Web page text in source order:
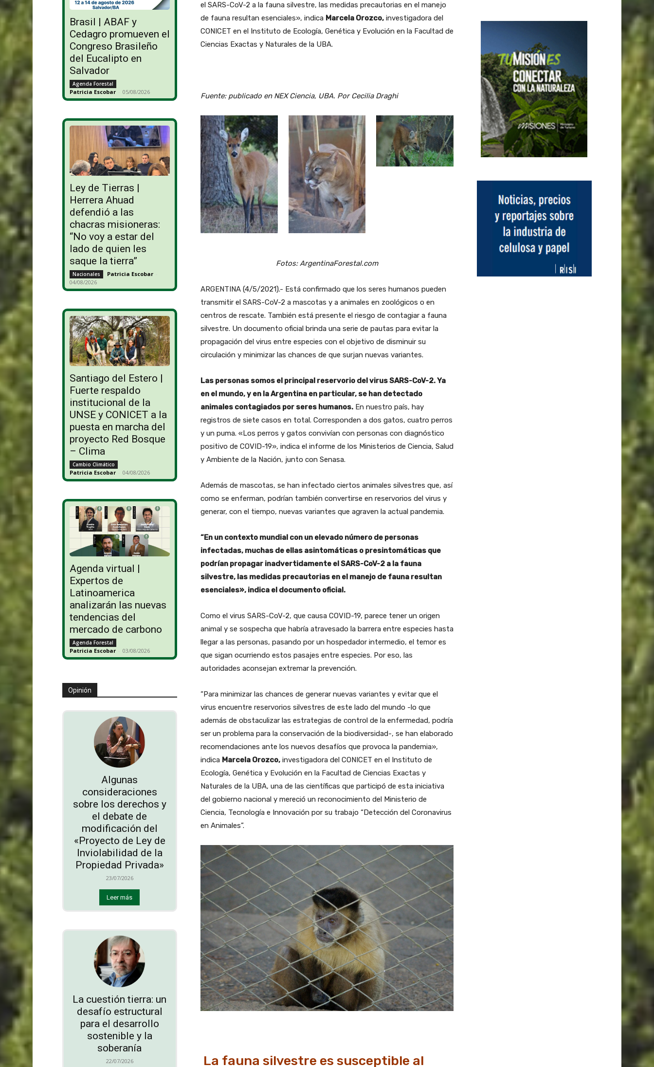
Brasil | ABAF y
Cedagro promueven el
Congreso Brasileño
del Eucalipto en
Salvador
Agenda Forestal
Patricia Escobar - 05/08/2026
Ley de Tierras |
Herrera Ahuad
defendió a las
chacras misioneras:
“No voy a estar del
lado de quien les
saque la tierra”
Nacionales Patricia Escobar -
04/08/2026
Santiago del Estero |
Fuerte respaldo
institucional de la
UNSE y CONICET a la
puesta en marcha del
proyecto Red Bosque
– Clima
Cambio Climático
Patricia Escobar - 04/08/2026
Agenda virtual |
Expertos de
Latinoamerica
analizarán las nuevas
tendencias del
mercado de carbono
Agenda Forestal
Patricia Escobar - 03/08/2026
Opinión
Algunas
consideraciones
sobre los derechos y
el debate de
modificación del
«Proyecto de Ley de
Inviolabilidad de la
Propiedad Privada»
23/07/2026
Leer más
La cuestión tierra: un
desafío estructural
para el desarrollo
sostenible y la
soberanía
22/07/2026
el SARS-CoV-2 a la fauna silvestre, las medidas precautorias en el manejo
de fauna resultan esenciales», indica Marcela Orozco,investigadora del
CONICET en el Instituto de Ecología, Genética y Evolución en la Facultad de
Ciencias Exactas y Naturales de la UBA.
Fuente: publicado en NEX Ciencia, UBA. Por Cecilia Draghi
Fotos: ArgentinaForestal.com
ARGENTINA (4/5/2021).- Está confirmado que los seres humanos pueden
transmitir el SARS-CoV-2 a mascotas y a animales en zoológicos o en
centros de rescate. También está presente el riesgo de contagiar a fauna
silvestre. Un documento oficial brinda una serie de pautas para evitar la
propagación del virus entre especies con el objetivo de disminuir su
circulación y minimizar las chances de que surjan nuevas variantes.
Las personas somos el principal reservorio del virus SARS-CoV-2. Ya
en el mundo, y en la Argentina en particular, se han detectado
animales contagiados por seres humanos.En nuestro país, hay
registros de siete casos en total. Corresponden a dos gatos, cuatro perros
y un puma. «Los perros y gatos convivían con personas con diagnóstico
positivo de COVID-19», indica el informe de los Ministerios de Ciencia, Salud
y Ambiente de la Nación, junto con Senasa.
Además de mascotas, se han infectado ciertos animales silvestres que, así
como se enferman, podrían también convertirse en reservorios del virus y
generar, con el tiempo, nuevas variantes que agraven la actual pandemia.
“En un contexto mundial con un elevado número de personas
infectadas, muchas de ellas asintomáticas o presintomáticas que
podrían propagar inadvertidamente el SARS-CoV-2 a la fauna
silvestre, las medidas precautorias en el manejo de fauna resultan
esenciales», indica el documento oficial.
Como el virus SARS-CoV-2, que causa COVID-19, parece tener un origen
animal y se sospecha que habría atravesado la barrera entre especies hasta
llegar a las personas, pasando por un hospedador intermedio, el temor es
que sigan ocurriendo estos pasajes entre especies. Por eso, las
autoridades aconsejan extremar la prevención.
“Para minimizar las chances de generar nuevas variantes y evitar que el
virus encuentre reservorios silvestres de este lado del mundo -lo que
además de obstaculizar las estrategias de control de la enfermedad, podría
ser un problema para la conservación de la biodiversidad-, se han elaborado
recomendaciones ante los nuevos desafíos que provoca la pandemia»,
indica Marcela Orozco,investigadora del CONICET en el Instituto de
Ecología, Genética y Evolución en la Facultad de Ciencias Exactas y
Naturales de la UBA, una de las científicas que participó de esta iniciativa
del gobierno nacional y mereció un reconocimiento del Ministerio de
Ciencia, Tecnología e Innovación por su trabajo “Detección del Coronavirus
en Animales”.
La fauna silvestre es susceptible al